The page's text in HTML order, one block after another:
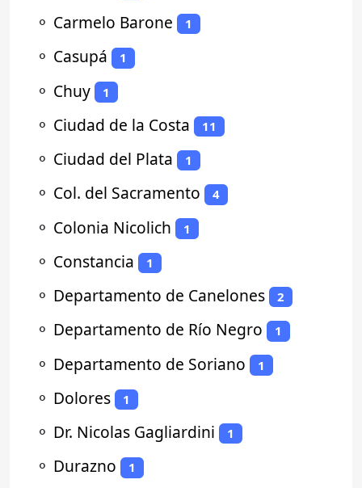
⚬ Carmelo Barone 1
⚬ Casupá 1
⚬ Chuy 1
⚬ Ciudad de la Costa 11
⚬ Ciudad del Plata 1
⚬ Col. del Sacramento 4
⚬ Colonia Nicolich 1
⚬ Constancia 1
⚬ Departamento de Canelones 2
⚬ Departamento de Río Negro 1
⚬ Departamento de Soriano 1
⚬ Dolores 1
⚬ Dr. Nicolas Gagliardini 1
⚬ Durazno 1